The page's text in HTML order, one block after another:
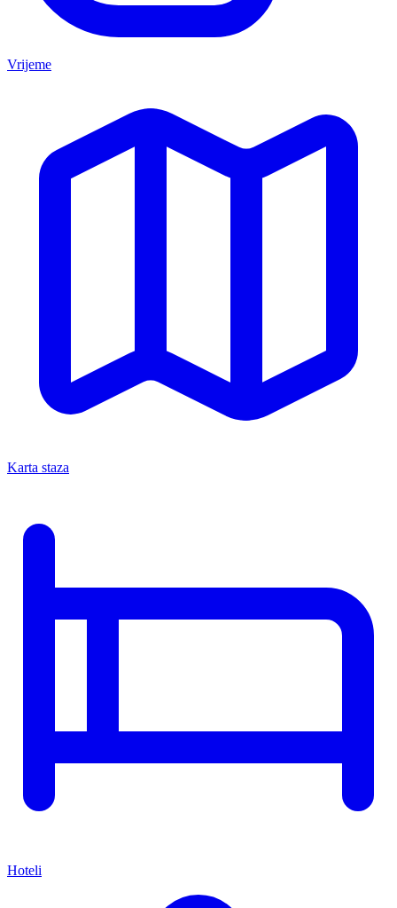
Vrijeme
Karta staza
Hoteli